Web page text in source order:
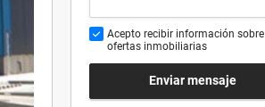
Acepto recibir información sobre
ofertas inmobiliarias
Enviar mensaje